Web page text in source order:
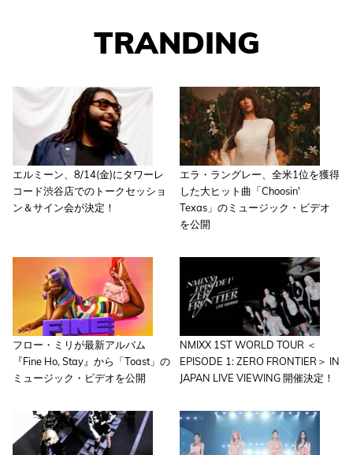
TRANDING
エルミーン、8/14(金)にタワーレ
コード渋谷店でのトークセッショ
ン＆サイン会が決定！
エラ・ラングレー、全米1位を獲得
した大ヒット曲「Choosin'
Texas」のミュージック・ビデオ
を公開
フロー・ミリが最新アルバム
『Fine Ho, Stay』から「Toast」の
ミュージック・ビデオを公開
NMIXX 1ST WORLD TOUR ＜
EPISODE 1: ZERO FRONTIER＞ IN
JAPAN LIVE VIEWING 開催決定！